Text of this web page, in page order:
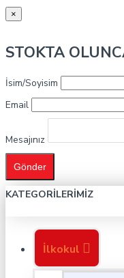
×
STOKTA
İsim/Soyisim
Email
Mesajınız
Gönder
KATEGORILERIMIZ
İlkokul